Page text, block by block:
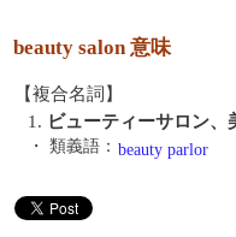
beauty salon 意味
【複合名詞】
1. ビューティーサロン、
・ 類義語： beauty parlor